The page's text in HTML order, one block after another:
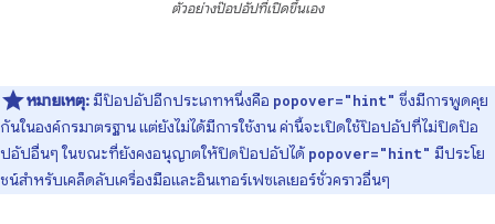
ตัวอย่างป๊อปอัปที่เปิดขึ้นเอง
หมายเหตุ:มีป๊อปอัปอีกประเภทหนึ่งคือ popover="hint" ซึ่งมีการพูดคุย
กันในองค์กรมาตรฐาน แต่ยังไม่ได้มีการใช้งาน ค่านี้จะเปิดใช้ป๊อปอัปที่ไม่ปิดป๊อ
ปอัปอื่นๆ ในขณะที่ยังคงอนุญาตให้ปิดป๊อปอัปได้ popover="hint" มีประโย
ชน์สําหรับเคล็ดลับเครื่องมือและอินเทอร์เฟซเลเยอร์ชั่วคราวอื่นๆ